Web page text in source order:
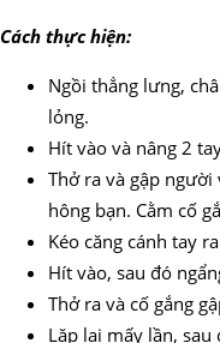
Cách thực hiện:
Ngồi thẳng lưng,
lỏng.
Hít vào và nâng 2
Thở ra và gập
hông bạn. Cằm cố
Kéo căng cánh tay
Hít vào, sau đó
Thở ra và cố gắng
Lặp lại mấy lần,